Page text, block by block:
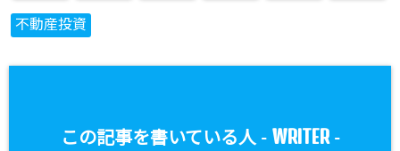
不動産投資
この記事を書いている人 - WRITER-